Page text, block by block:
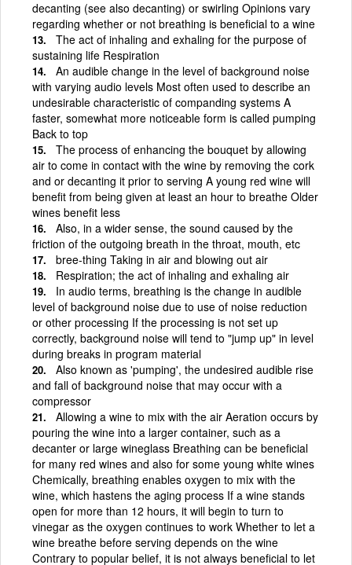
decanting (see also decanting) or swirling Opinions vary
regarding whether or not breathing is beneficial to a wine
The act of inhaling and exhaling for the purpose of
sustaining life Respiration
An audible change in the level of background noise
with varying audio levels Most often used to describe an
undesirable characteristic of companding systems A
faster, somewhat more noticeable form is called pumping
Back to top
The process of enhancing the bouquet by allowing
air to come in contact with the wine by removing the cork
and or decanting it prior to serving A young red wine will
benefit from being given at least an hour to breathe Older
wines benefit less
Also, in a wider sense, the sound caused by the
friction of the outgoing breath in the throat, mouth, etc
bree-thing Taking in air and blowing out air
Respiration; the act of inhaling and exhaling air
In audio terms, breathing is the change in audible
level of background noise due to use of noise reduction
or other processing If the processing is not set up
correctly, background noise will tend to "jump up" in level
during breaks in program material
Also known as 'pumping', the undesired audible rise
and fall of background noise that may occur with a
compressor
Allowing a wine to mix with the air Aeration occurs by
pouring the wine into a larger container, such as a
decanter or large wineglass Breathing can be beneficial
for many red wines and also for some young white wines
Chemically, breathing enables oxygen to mix with the
wine, which hastens the aging process If a wine stands
open for more than 12 hours, it will begin to turn to
vinegar as the oxygen continues to work Whether to let a
wine breathe before serving depends on the wine
Contrary to popular belief, it is not always beneficial to let